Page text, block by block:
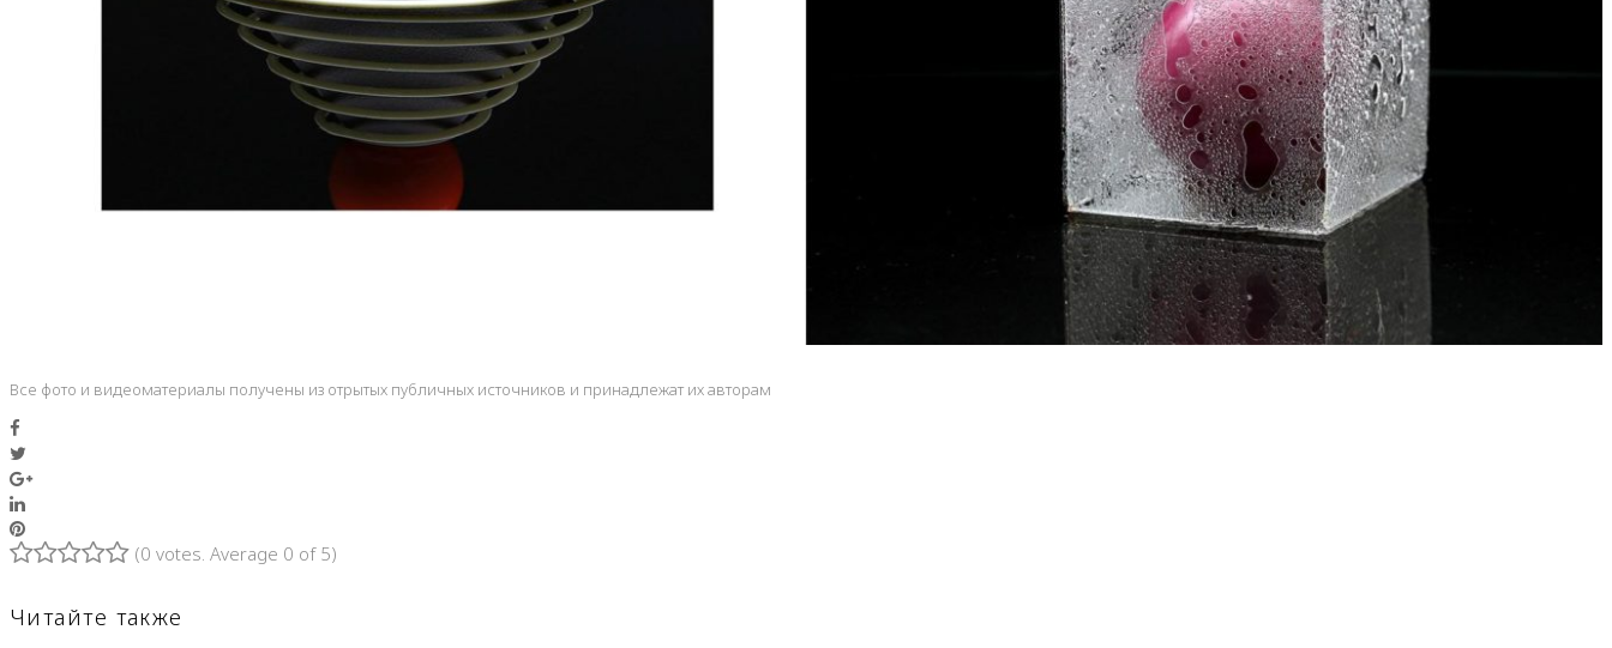
Все фото и видеоматериалы получены из отрытых публичных источников и принадлежат их авторам
Google+
LinkedIn
Pinterest
(0 votes. Average 0 of 5)
Читайте также